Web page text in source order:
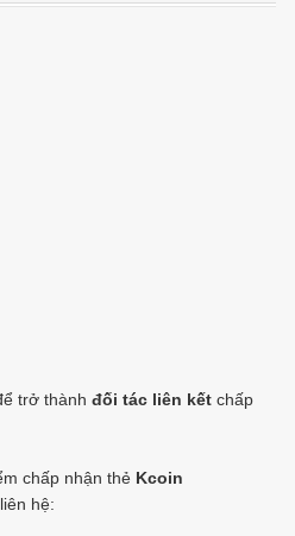
trở thành đối tác liên kết chấp
chấp nhận thẻ Kcoin
hệ: